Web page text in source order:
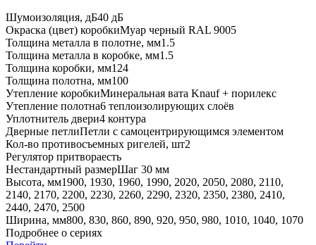
Шумоизоляция, дБ40 дБ
Окраска (цвет) коробкиМуар черный RAL 9005
Толщина металла в полотне, мм1.5
Толщина металла в коробке, мм1.5
Толщина коробки, мм124
Толщина полотна, мм100
Утепление коробкиМинеральная вата Knauf + порилекс
Утепление полотна6 теплоизолирующих слоёв
Уплотнитель двери4 контура
Дверные петлиПетли с самоцентрирующимся элементом
Кол-во противосъемных ригелей, шт2
Регулятор притвораесть
Нестандартный размерШаг 30 мм
Высота, мм1900, 1930, 1960, 1990, 2020, 2050, 2080, 2110,
2140, 2170, 2200, 2230, 2260, 2290, 2320, 2350, 2380, 2410,
2440, 2470, 2500
Ширина, мм800, 830, 860, 890, 920, 950, 980, 1010, 1040, 1070
Подробнее о сериях